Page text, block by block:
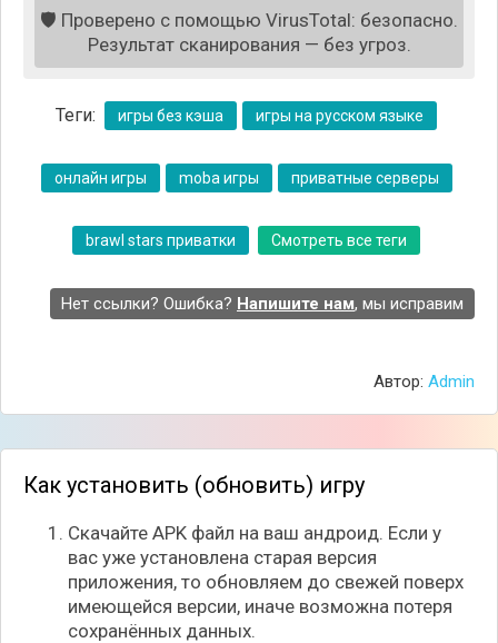
акциями и ускоренной прокачкой, работающий
параллельно с оригиналом.
🛡️ Проверено с помощью VirusTotal: безопасно.
Результат сканирования — без угроз.
Теги: игры без кэша игры на русском языке
онлайн игры moba игры приватные серверы
brawl stars приватки Смотреть все теги
Нет ссылки? Ошибка? Напишите нам, мы исправим
Автор: Admin
Как установить (обновить) игру
Скачайте APK файл на ваш андроид. Если у
вас уже установлена старая версия
приложения, то обновляем до свежей поверх
имеющейся версии, иначе возможна потеря
сохранённых данных.